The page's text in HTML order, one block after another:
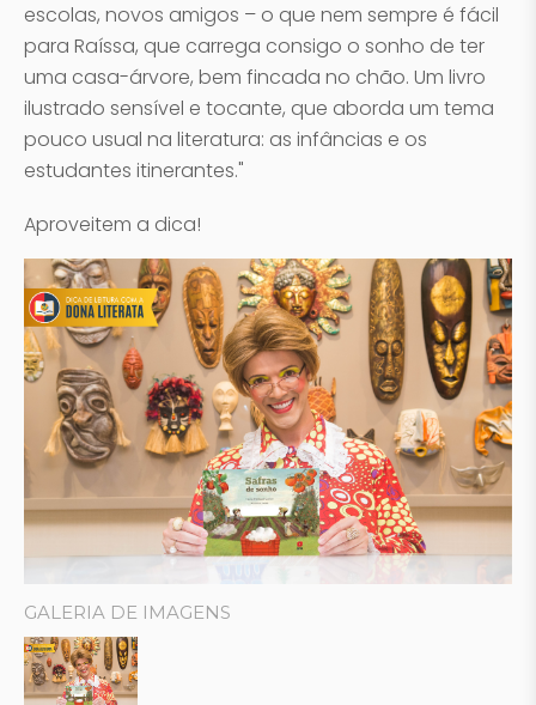
escolas, novos amigos – o que nem sempre é fácil
para Raíssa, que carrega consigo o sonho de ter
uma casa-árvore, bem fincada no chão. Um livro
ilustrado sensível e tocante, que aborda um tema
pouco usual na literatura: as infâncias e os
estudantes itinerantes."
Aproveitem a dica!
GALERIA DE IMAGENS